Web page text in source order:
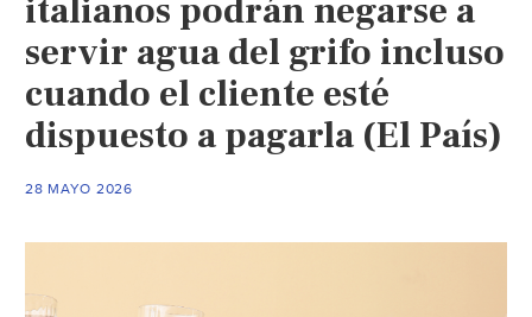
italianos podrán negarse a
servir agua del grifo incluso
cuando el cliente esté
dispuesto a pagarla (El País)
28 MAYO 2026